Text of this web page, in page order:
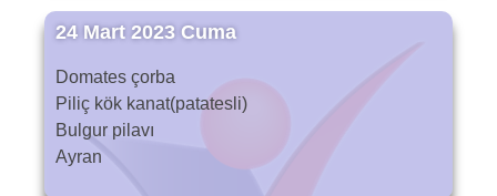
24 Mart 2023 Cuma
Domates çorba
Piliç kök kanat(patatesli)
Bulgur pilavı
Ayran